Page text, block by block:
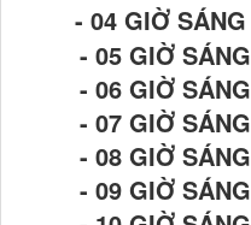
- 04 GIỜ SÁNG
- 05 GIỜ SÁNG
- 06 GIỜ SÁNG
- 07 GIỜ SÁNG
- 08 GIỜ SÁNG
- 09 GIỜ SÁNG